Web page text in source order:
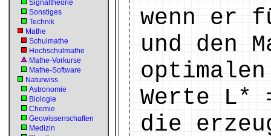
Signaltheorie
Sonstiges
Technik
Mathe
Schulmathe
Hochschulmathe
Mathe-Vorkurse
Mathe-Software
Naturwiss.
Astronomie
Biologie
Chemie
Geowissenschaften
Medizin
wenn er
und den
optimalen
Werte L*
die